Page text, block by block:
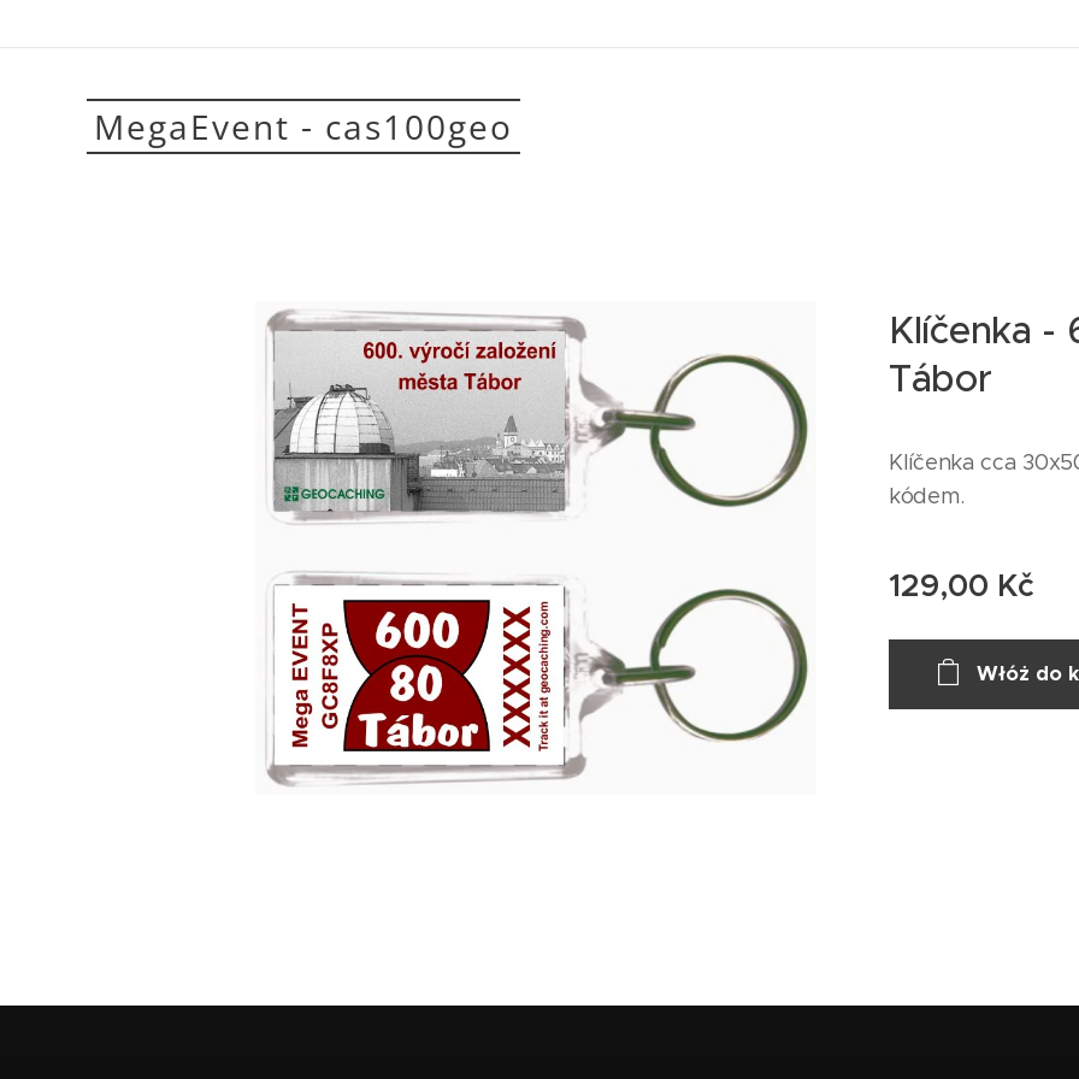
MegaEvent - cas100geo
Klíčenka -
Tábor
Klíčenka cca
kódem.
129,00 Kč
Włóż do